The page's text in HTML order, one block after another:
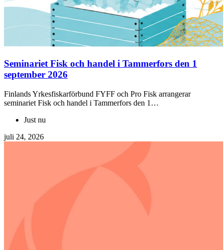
Seminariet Fisk och handel i Tammerfors den 1
september 2026
Finlands Yrkesfiskarförbund FYFF och Pro Fisk arrangerar
seminariet Fisk och handel i Tammerfors den 1…
Just nu
juli 24, 2026